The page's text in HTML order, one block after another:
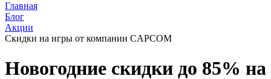
Главная
Блог
Акции
Скидки на игры от компании CAPCOM
Новогодние скидки до 85% на